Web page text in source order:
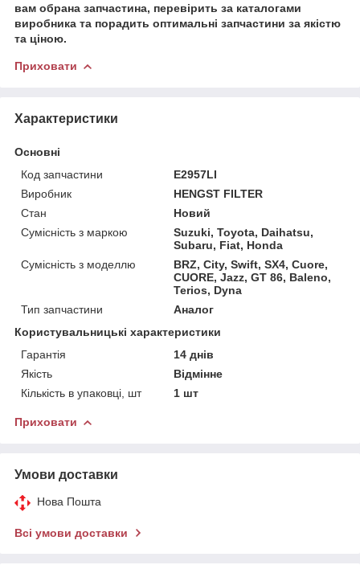
вам обрана запчастина, перевірить за каталогами
виробника та порадить оптимальні запчастини за якістю
та ціною.
Приховати
Характеристики
Основні
Код запчастини
E2957LI
Виробник
HENGST FILTER
Стан
Новий
Сумісність з маркою
Suzuki, Toyota, Daihatsu,
Subaru, Fiat, Honda
Сумісність з моделлю
BRZ, City, Swift, SX4, Cuore,
CUORE, Jazz, GT 86, Baleno,
Terios, Dyna
Тип запчастини
Аналог
Користувальницькі характеристики
Гарантія
14 днів
Якість
Відмінне
Кількість в упаковці, шт
1 шт
Приховати
Умови доставки
Нова Пошта
Всі умови доставки